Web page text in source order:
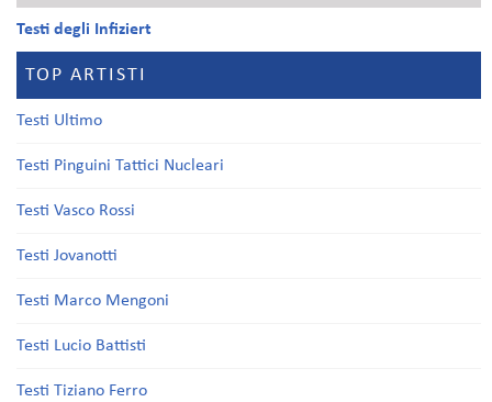
Testi degli Infiziert
TOP ARTISTI
Testi Ultimo
Testi Pinguini Tattici Nucleari
Testi Vasco Rossi
Testi Jovanotti
Testi Marco Mengoni
Testi Lucio Battisti
Testi Tiziano Ferro